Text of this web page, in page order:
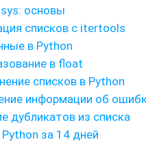
основы
списков с itertools
в Python
в float
списков в Python
информации об
дубликатов из списка
за 14 дней